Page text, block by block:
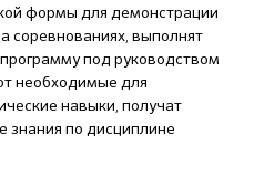
формы для демонстрации
соревнованиях, выполнят
под руководством
необходимые для
навыки, получат
знания по дисциплине